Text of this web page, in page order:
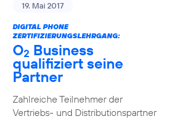
19. Mai 2017
DIGITAL PHONE
ZERTIFIZIERUNGSLEHRGANG:
O2 Business
qualifiziert seine
Partner
Zahlreiche Teilnehmer der
Vertriebs- und Distributionspartner